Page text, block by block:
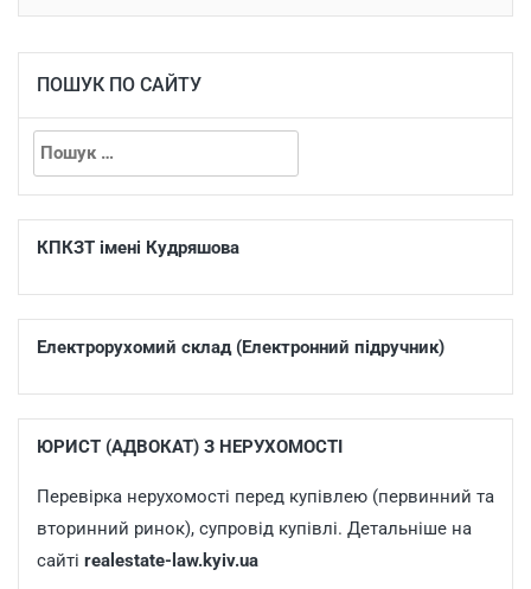
ПОШУК ПО САЙТУ
КПКЗТ імені Кудряшова
Електрорухомий склад (Електронний підручник)
ЮРИСТ (АДВОКАТ) З НЕРУХОМОСТІ
Перевірка нерухомості перед купівлею (первинний та
вторинний ринок), супровід купівлі. Детальніше на
сайті realestate-law.kyiv.ua